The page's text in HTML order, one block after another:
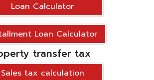
Loan Calculator
Loan Calculator
transfer tax
Sales tax calculation